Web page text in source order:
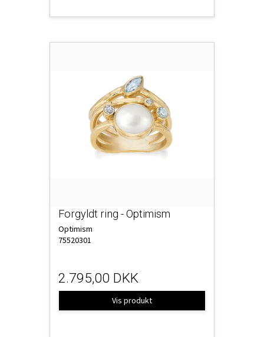
Forgyldt ring - Optimism
Optimism
75520301
2.795,00 DKK
Vis produkt